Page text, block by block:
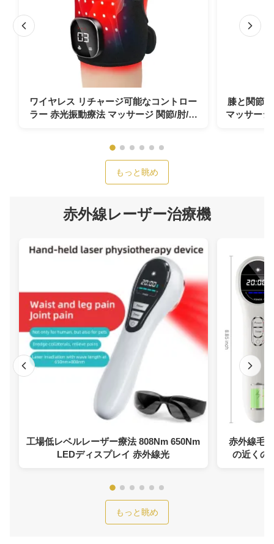
ワイヤレス リチャージ可能なコントロー
ラー 赤光振動療法 マッサージ 関節/肘/肩
膝と関節
マッサー
もっと眺め
赤外線レーザー治療機
工場低レベルレーザー療法 808Nm 650Nm
LEDディスプレイ 赤外線光
赤外線毛
の近くの
もっと眺め